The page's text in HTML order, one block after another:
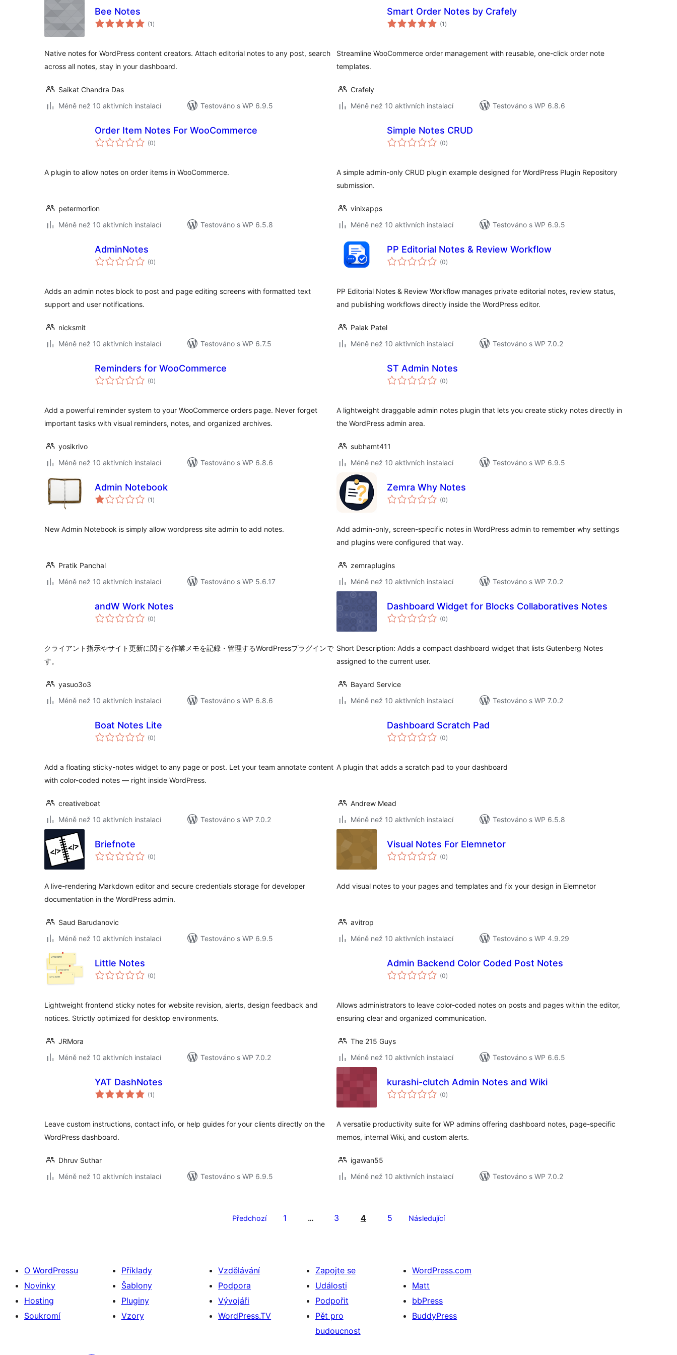
Bee Notes
(1 celkové
hodnocení
)
Native notes for WordPress content creators. Attach editorial notes to any post, search
across all notes, stay in your dashboard.
Saikat Chandra Das
Méně než 10 aktivních instalací
Testováno s WP 6.9.5
Smart Order Notes by Crafely
(1 celkové
hodnocení
)
Streamline WooCommerce order management with reusable, one-click order note
templates.
Crafely
Méně než 10 aktivních instalací
Testováno s WP 6.8.6
Order Item Notes For WooCommerce
(0celkové
hodnocení
)
A plugin to allow notes on order items in WooCommerce.
petermorlion
Méně než 10 aktivních instalací
Testováno s WP 6.5.8
Simple Notes CRUD
(0celkové
hodnocení
)
A simple admin-only CRUD plugin example designed for WordPress Plugin Repository
submission.
vinixapps
Méně než 10 aktivních instalací
Testováno s WP 6.9.5
AdminNotes
(0celkové
hodnocení
)
Adds an admin notes block to post and page editing screens with formatted text
support and user notifications.
nicksmit
Méně než 10 aktivních instalací
Testováno s WP 6.7.5
PP Editorial Notes & Review Workflow
(0celkové
hodnocení
)
PP Editorial Notes & Review Workflow manages private editorial notes, review status,
and publishing workflows directly inside the WordPress editor.
Palak Patel
Méně než 10 aktivních instalací
Testováno s WP 7.0.2
Reminders for WooCommerce
(0celkové
hodnocení
)
Add a powerful reminder system to your WooCommerce orders page. Never forget
important tasks with visual reminders, notes, and organized archives.
yosikrivo
Méně než 10 aktivních instalací
Testováno s WP 6.8.6
ST Admin Notes
(0celkové
hodnocení
)
A lightweight draggable admin notes plugin that lets you create sticky notes directly in
the WordPress admin area.
subhamt411
Méně než 10 aktivních instalací
Testováno s WP 6.9.5
Admin Notebook
(1 celkové
hodnocení
)
New Admin Notebook is simply allow wordpress site admin to add notes.
Pratik Panchal
Méně než 10 aktivních instalací
Testováno s WP 5.6.17
Zemra Why Notes
(0celkové
hodnocení
)
Add admin-only, screen-specific notes in WordPress admin to remember why settings
and plugins were configured that way.
zemraplugins
Méně než 10 aktivních instalací
Testováno s WP 7.0.2
andW Work Notes
(0celkové
hodnocení
)
クライアント指示やサイト更新に関する作業メモを記録・管理するWordPressプラグインで
す。
yasuo3o3
Méně než 10 aktivních instalací
Testováno s WP 6.8.6
Dashboard Widget for Blocks Collaboratives Notes
(0celkové
hodnocení
)
Short Description: Adds a compact dashboard widget that lists Gutenberg Notes
assigned to the current user.
Bayard Service
Méně než 10 aktivních instalací
Testováno s WP 7.0.2
Boat Notes Lite
(0celkové
hodnocení
)
Add a floating sticky-notes widget to any page or post. Let your team annotate content
with color-coded notes — right inside WordPress.
creativeboat
Méně než 10 aktivních instalací
Testováno s WP 7.0.2
Dashboard Scratch Pad
(0celkové
hodnocení
)
A plugin that adds a scratch pad to your dashboard
Andrew Mead
Méně než 10 aktivních instalací
Testováno s WP 6.5.8
Briefnote
(0celkové
hodnocení
)
A live-rendering Markdown editor and secure credentials storage for developer
documentation in the WordPress admin.
Saud Barudanovic
Méně než 10 aktivních instalací
Testováno s WP 6.9.5
Visual Notes For Elemnetor
(0celkové
hodnocení
)
Add visual notes to your pages and templates and fix your design in Elemnetor
avitrop
Méně než 10 aktivních instalací
Testováno s WP 4.9.29
Little Notes
(0celkové
hodnocení
)
Lightweight frontend sticky notes for website revision, alerts, design feedback and
notices. Strictly optimized for desktop environments.
JRMora
Méně než 10 aktivních instalací
Testováno s WP 7.0.2
Admin Backend Color Coded Post Notes
(0celkové
hodnocení
)
Allows administrators to leave color-coded notes on posts and pages within the editor,
ensuring clear and organized communication.
The 215 Guys
Méně než 10 aktivních instalací
Testováno s WP 6.6.5
YAT DashNotes
(1 celkové
hodnocení
)
Leave custom instructions, contact info, or help guides for your clients directly on the
WordPress dashboard.
Dhruv Suthar
Méně než 10 aktivních instalací
Testováno s WP 6.9.5
kurashi-clutch Admin Notes and Wiki
(0celkové
hodnocení
)
A versatile productivity suite for WP admins offering dashboard notes, page-specific
memos, internal Wiki, and custom alerts.
igawan55
Méně než 10 aktivních instalací
Testováno s WP 7.0.2
Předchozí 1 … 3 4 5 Následující
O WordPressu
Novinky
Hosting
Soukromí
Příklady
Šablony
Pluginy
Vzory
Vzdělávání
Podpora
Vývojáři
WordPress.TV
Zapojte se
Události
Podpořit
Pět pro
budoucnost
WordPress.com
Matt
bbPress
BuddyPress